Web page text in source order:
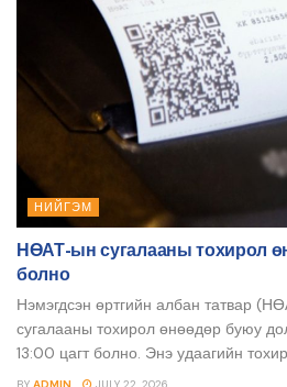
НИЙГЭМ
НӨАТ-ын сугалааны тохирол
болно
Нэмэгдсэн өртгийн албан татвар
сугалааны тохирол өнөөдөр буюу
13:00 цагт болно. Энэ удаагийн